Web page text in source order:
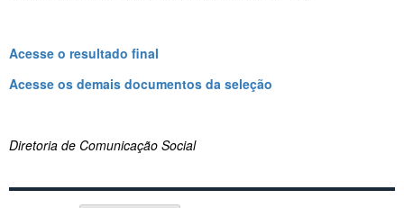
Acesse o resultado final
Acesse os demais documentos da seleção
Diretoria de Comunicação Social